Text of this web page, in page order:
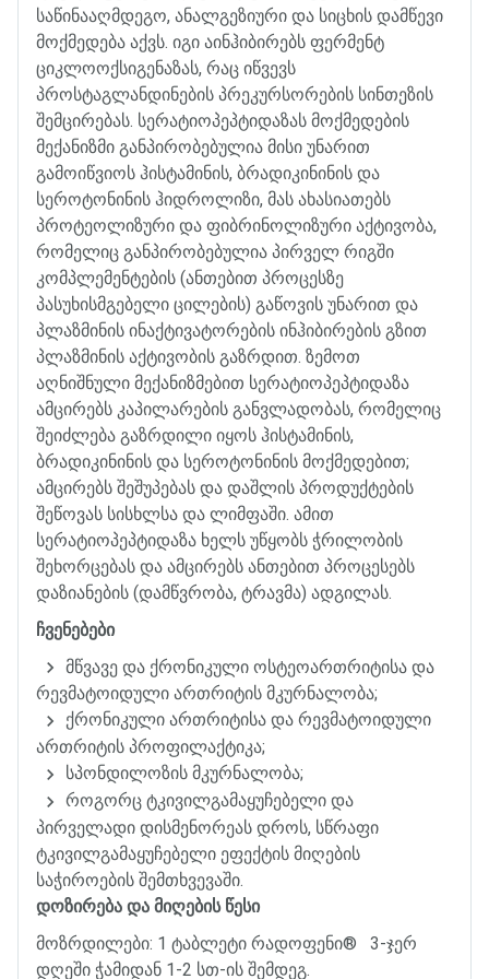
საწინააღმდეგო, ანალგეზიური და სიცხის დამწევი
მოქმედება აქვს. იგი აინჰიბირებს ფერმენტ
ციკლოოქსიგენაზას, რაც იწვევს
პროსტაგლანდინების პრეკურსორების სინთეზის
შემცირებას. სერატიოპეპტიდაზას მოქმედების
მექანიზმი განპირობებულია მისი უნარით
გამოიწვიოს ჰისტამინის, ბრადიკინინის და
სეროტონინის ჰიდროლიზი, მას ახასიათებს
პროტეოლიზური და ფიბრინოლიზური აქტივობა,
რომელიც განპირობებულია პირველ რიგში
კომპლემენტების (ანთებით პროცესზე
პასუხისმგებელი ცილების) გაწოვის უნარით და
პლაზმინის ინაქტივატორების ინჰიბირების გზით
პლაზმინის აქტივობის გაზრდით. ზემოთ
აღნიშნული მექანიზმებით სერატიოპეპტიდაზა
ამცირებს კაპილარების განვლადობას, რომელიც
შეიძლება გაზრდილი იყოს ჰისტამინის,
ბრადიკინინის და სეროტონინის მოქმედებით;
ამცირებს შეშუპებას და დაშლის პროდუქტების
შეწოვას სისხლსა და ლიმფაში. ამით
სერატიოპეპტიდაზა ხელს უწყობს ჭრილობის
შეხორცებას და ამცირებს ანთებით პროცესებს
დაზიანების (დამწვრობა, ტრავმა) ადგილას.
ჩვენებები
მწვავე და ქრონიკული ოსტეოართრიტისა და
რევმატოიდული ართრიტის მკურნალობა;
ქრონიკული ართრიტისა და რევმატოიდული
ართრიტის პროფილაქტიკა;
სპონდილოზის მკურნალობა;
როგორც ტკივილგამაყუჩებელი და
პირველადი დისმენორეას დროს, სწრაფი
ტკივილგამაყუჩებელი ეფექტის მიღების
საჭიროების შემთხვევაში.
დოზირება და მიღების წესი
მოზრდილები: 1 ტაბლეტი რადოფენი® 3-ჯერ
დღეში ჭამიდან 1-2 სთ-ის შემდეგ.